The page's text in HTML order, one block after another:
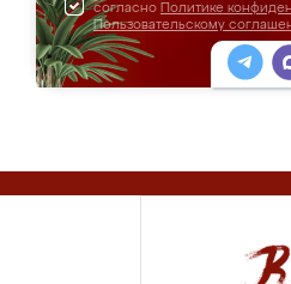
согласно Политике
Пользовательскому